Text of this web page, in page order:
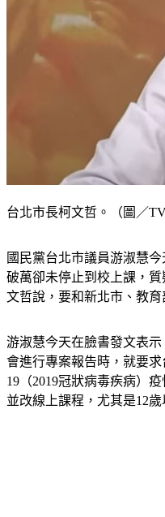
台北市長柯文哲。（圖／
國民黨台北市議員游淑慧
破萬卻未停止到校上課，
文哲說，要和新北市、教育
游淑慧今天在臉書發文表
會進行專案報告時，就要
19（2019冠狀病毒疾病）
並改線上課程，尤其是12